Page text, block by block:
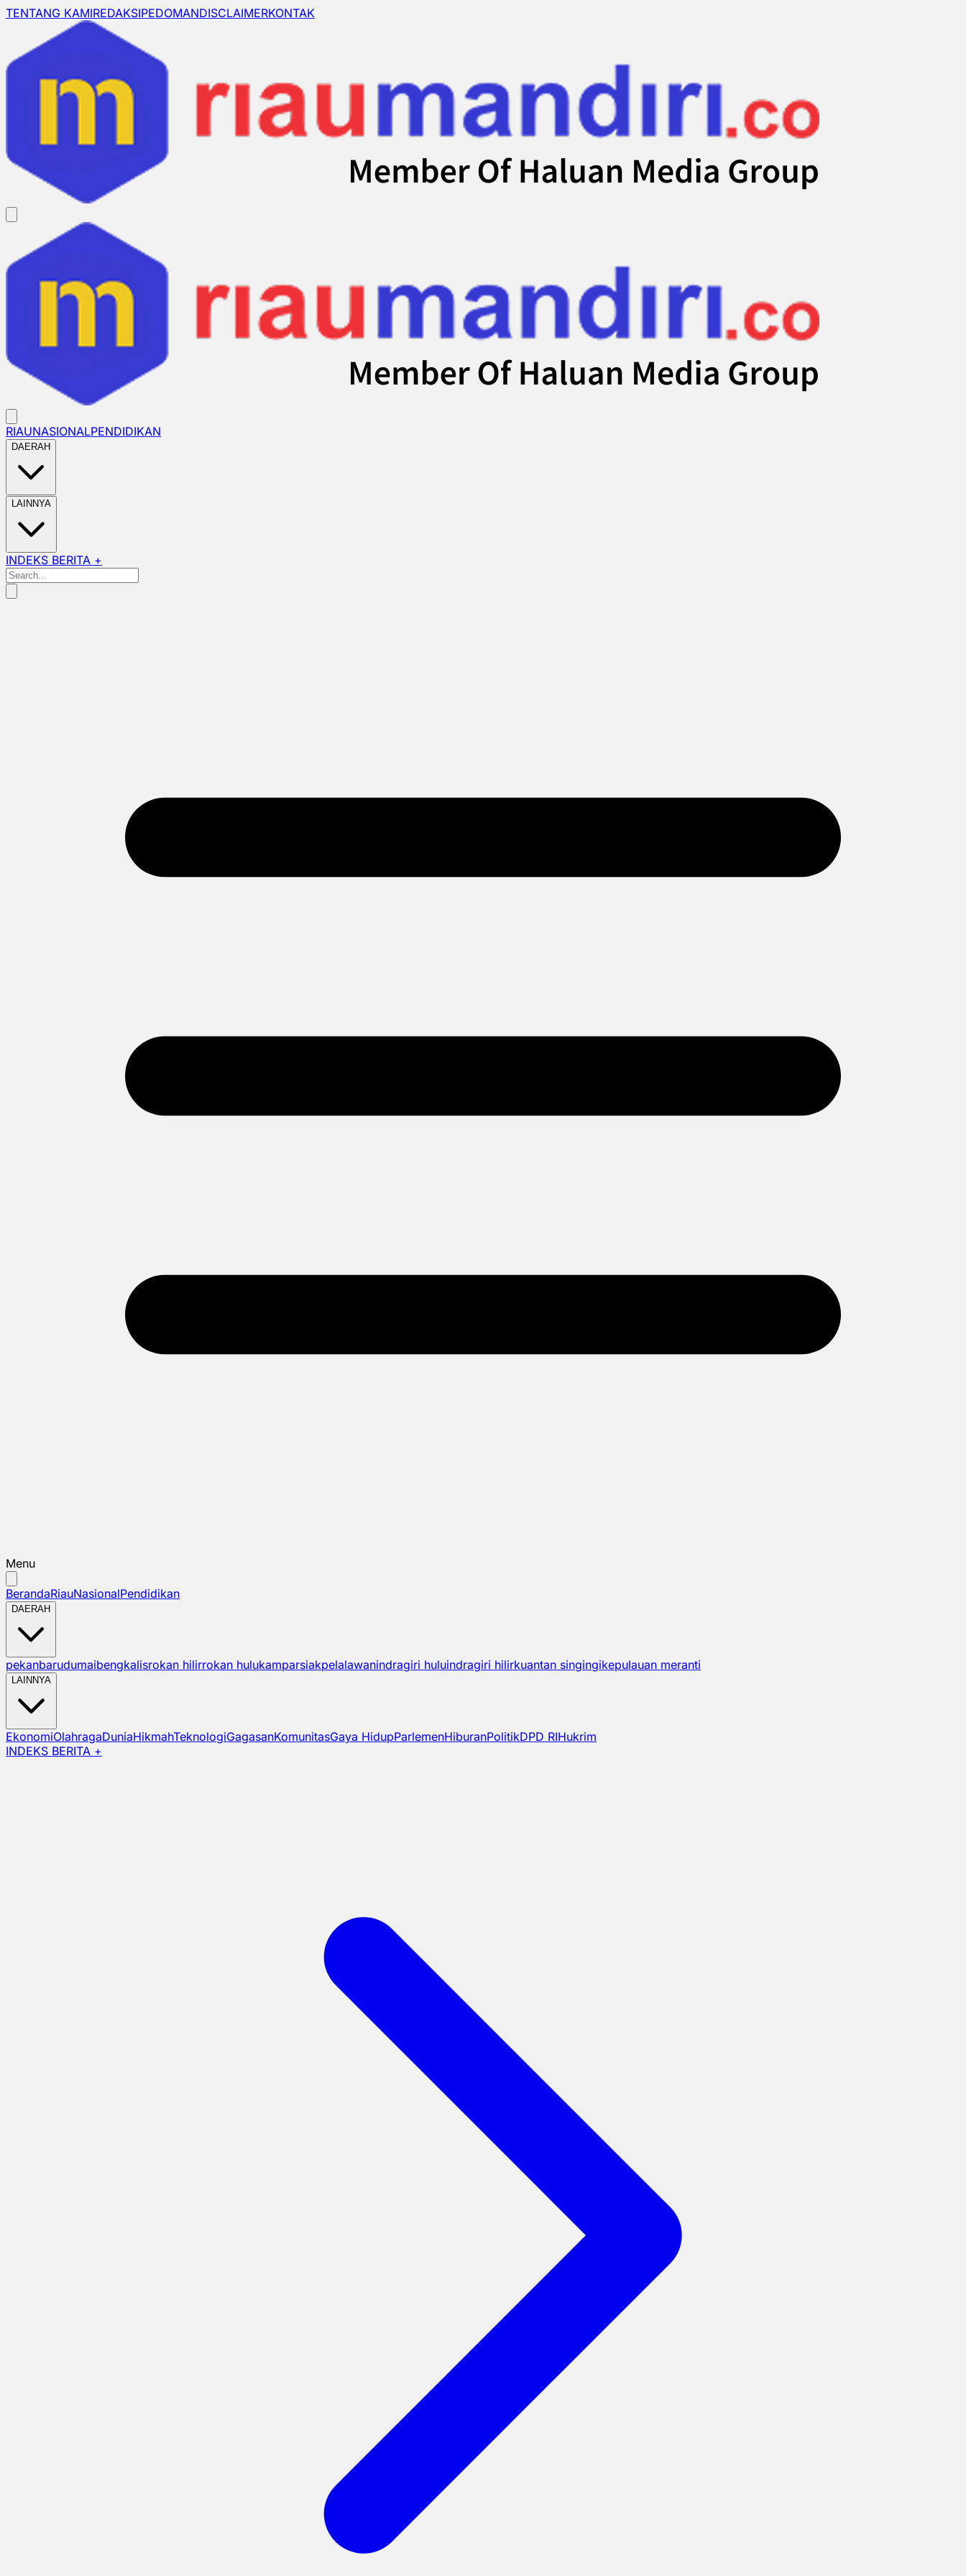
TENTANG KAMIREDAKSIPEDOMANDISCLAIMERKONTAK
RIAUNASIONALPENDIDIKAN
DAERAH
LAINNYA
INDEKS BERITA +
Menu
BerandaRiauNasionalPendidikan
DAERAH
pekanbarudumaibengkalisrokan hilirrokan hulukamparsiakpelalawanindragiri huluindragiri hilirkuantan singingikepulauan meranti
LAINNYA
EkonomiOlahragaDuniaHikmahTeknologiGagasanKomunitasGaya HidupParlemenHiburanPolitikDPD RIHukrim
INDEKS BERITA +